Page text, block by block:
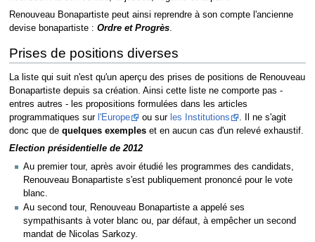
Renouveau Bonapartiste peut ainsi reprendre à son compte l'ancienne
devise bonapartiste : Ordre et Progrès.
Prises de positions diverses
La liste qui suit n'est qu'un aperçu des prises de positions de Renouveau
Bonapartiste depuis sa création. Ainsi cette liste ne comporte pas -
entres autres - les propositions formulées dans les articles
programmatiques sur l'Europe ou sur les Institutions
. Il ne s'agit
donc que de quelques exempleset en aucun cas d'un relevé exhaustif.
Election présidentielle de 2012
Au premier tour, après avoir étudié les programmes des candidats,
Renouveau Bonapartiste s'est publiquement prononcé pour le vote
blanc.
Au second tour, Renouveau Bonapartiste a appelé ses
sympathisants à voter blanc ou, par défaut, à empêcher un second
mandat de Nicolas Sarkozy.